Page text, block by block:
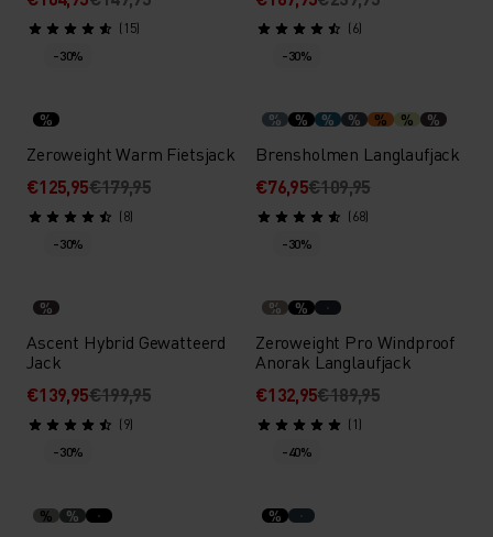
(15)
(6)
-30%
%
Zeroweight Warm Fietsjack
€125,95€179,95
(8)
-30%
% % % % % % %
Brensholmen Langlaufjack
€76,95€109,95
(68)
-30%
%
Ascent Hybrid Gewatteerd
Jack
€139,95€199,95
(9)
-30%
% %
Zeroweight Pro Windproof
Anorak Langlaufjack
€132,95€189,95
(1)
-30%
% %
-40%
%